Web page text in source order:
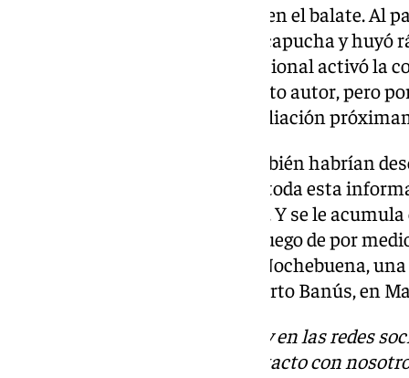
presenta rasguños por la caída en el balate. Al
llevaba la cara tapada con una capucha y huyó
Inmediatamente, la Policía Nacional activó la
para intentar detener al presunto autor, pero
ninguna detención. Habrá ampliación
Algunos vecinos de la zona también habrían
al 112 de las detonaciones. Con toda esta
hecho cargo de la investigación. Y se le
segundo suceso con armas de fuego de por
semana. El pasado martes, en Nochebuena,
puertas de una farmacia en Puerto Banús, en
Descubre más noticias de 101Tv en las redes
. Puedes ponerte en contacto con